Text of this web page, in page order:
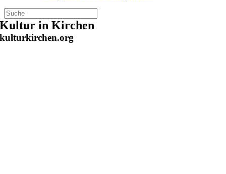
Zum
Inhalt
springen
Kultur in Kirchen
kulturkirchen.org